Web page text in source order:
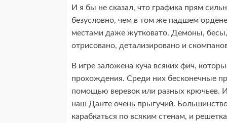
И я бы не сказал, что графика прям
безусловно, чем в том же падшем
местами даже жутковато. Демоны,
отрисовано, детализировано и
В игре заложена куча всяких фич,
прохождения. Среди них бесконечные
помощью веревок или разных крючьев.
наш Данте очень прыгучий.
карабкаться по всяким стенам, и